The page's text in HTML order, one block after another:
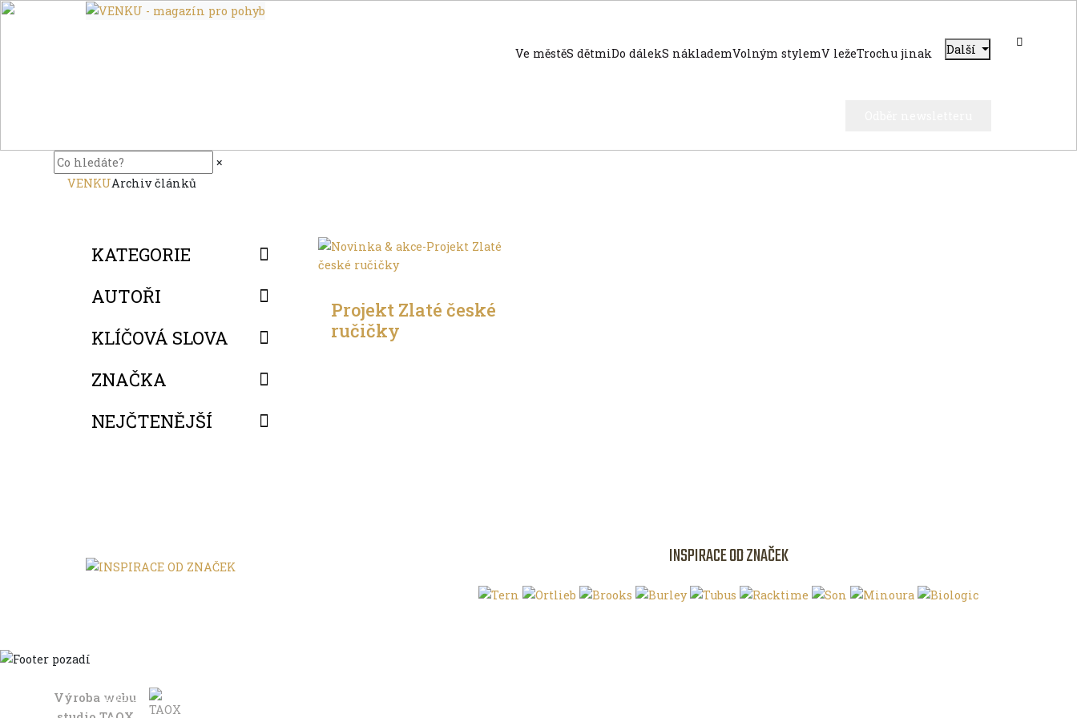
Ve městěS dětmiDo dálekS náklademVolným stylemV ležeTrochu jinak Další
×
VENKUArchiv článků
KATEGORIE
AUTOŘI
KLÍČOVÁ SLOVA
ZNAČKA
NEJČTENĚJŠÍ
Projekt Zlaté české
ručičky
INSPIRACE OD ZNAČEK
Výroba webu
Domů